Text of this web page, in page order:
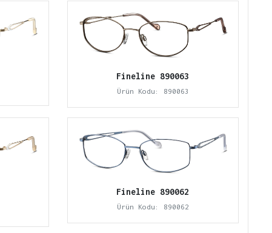
Fineline 890063
Ürün Kodu: 890063
Fineline 890062
Ürün Kodu: 890062